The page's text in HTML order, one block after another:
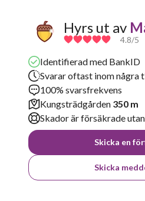
Hyrs ut av
4.8/5
Identifierad med BankID
Svarar oftast inom några
100% svarsfrekvens
Kungsträdgården 350 m
Skador är försäkrade
Skicka en
Skicka